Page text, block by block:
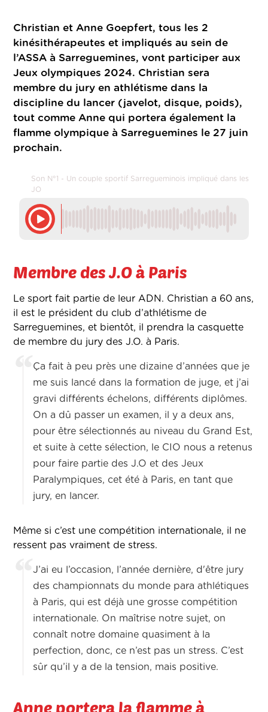
Christian et Anne Goepfert, tous les 2
kinésithérapeutes et impliqués au sein de
l’ASSA à Sarreguemines, vont participer aux
Jeux olympiques 2024. Christian sera
membre du jury en athlétisme dans la
discipline du lancer (javelot, disque, poids),
tout comme Anne qui portera également la
flamme olympique à Sarreguemines le 27 juin
prochain.
Son N°1 - Un couple sportif Sarregueminois impliqué dans les
JO
Membre des J.O à Paris
Le sport fait partie de leur ADN. Christian a 60 ans,
il est le président du club d’athlétisme de
Sarreguemines, et bientôt, il prendra la casquette
de membre du jury des J.O. à Paris.
Ça fait à peu près une dizaine d’années que je
me suis lancé dans la formation de juge, et j’ai
gravi différents échelons, différents diplômes.
On a dû passer un examen, il y a deux ans,
pour être sélectionnés au niveau du Grand Est,
et suite à cette sélection, le CIO nous a retenus
pour faire partie des J.O et des Jeux
Paralympiques, cet été à Paris, en tant que
jury, en lancer.
Même si c’est une compétition internationale, il ne
ressent pas vraiment de stress.
J’ai eu l’occasion, l’année dernière, d'être jury
des championnats du monde para athlétiques
à Paris, qui est déjà une grosse compétition
internationale. On maîtrise notre sujet, on
connaît notre domaine quasiment à la
perfection, donc, ce n’est pas un stress. C’est
sûr qu’il y a de la tension, mais positive.
Anne portera la flamme à